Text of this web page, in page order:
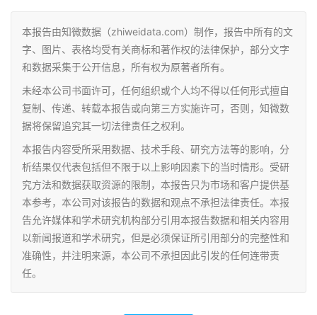
本报告由知微数据（zhiweidata.com）制作，报告中所有的文
字、图片、表格均受有关商标和著作权的法律保护，部分文字
和数据采集于公开信息，所有权为原著者所有。
未经本公司书面许可，任何组织或个人均不得以任何形式擅自
复制、传递、转载本报告或向第三方实施许可，否则，知微数
据将保留追究其一切法律责任之权利。
本报告内容受所采用数据、技术手段、研究方法等的影响，分
析结果仅代表包括但不限于以上影响因素下的当时情形。受研
究方法和数据获取资源的限制，本报告只为市场和客户提供基
本参考，本公司对该报告的数据和观点不承担法律责任。本报
告允许媒体和学术研究机构部分引用本报告数据和相关内容用
以新闻报道和学术研究，但是必须保证所引用部分的完整性和
准确性，并注明来源，本公司不承担因此引发的任何连带责
任。